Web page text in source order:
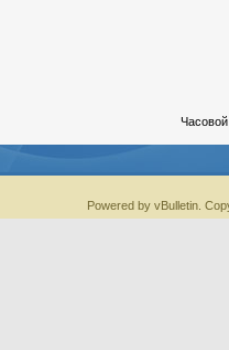
Powered by vBulletin.